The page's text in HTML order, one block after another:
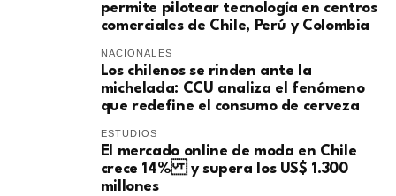
permite pilotear tecnología en centros
comerciales de Chile, Perú y Colombia
NACIONALES
Los chilenos se rinden ante la
michelada: CCU analiza el fenómeno
que redefine el consumo de cerveza
ESTUDIOS
El mercado online de moda en Chile
crece 14% y supera los US$ 1.300
millones